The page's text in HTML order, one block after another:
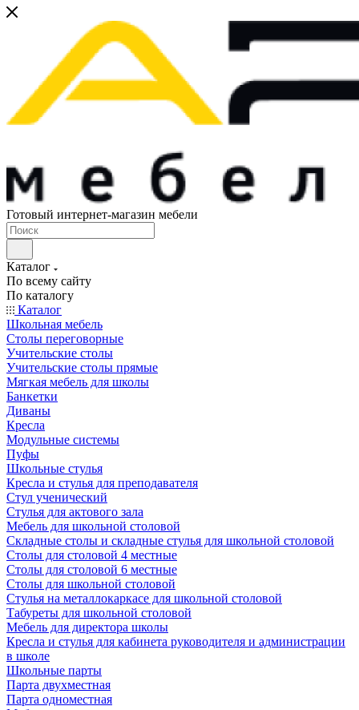
Готовый интернет-магазин мебели
Каталог
По всему сайту
По каталогу
Каталог
Школьная мебель
Столы переговорные
Учительские столы
Учительские столы прямые
Мягкая мебель для школы
Банкетки
Диваны
Кресла
Модульные системы
Пуфы
Школьные стулья
Кресла и стулья для преподавателя
Стул ученический
Стулья для актового зала
Мебель для школьной столовой
Складные столы и складные стулья для школьной столовой
Столы для столовой 4 местные
Столы для столовой 6 местные
Столы для школьной столовой
Стулья на металлокаркасе для школьной столовой
Табуреты для школьной столовой
Мебель для директора школы
Кресла и стулья для кабинета руководителя и администрации
в школе
Школьные парты
Парта двухместная
Парта одноместная